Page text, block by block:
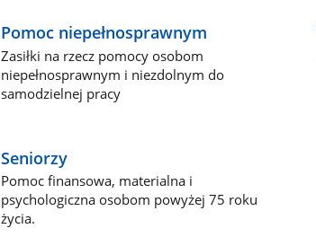
Pomoc niepełnosprawnym
Zasiłki na rzecz pomocy osobom
niepełnosprawnym i niezdolnym do
samodzielnej pracy
Seniorzy
Pomoc finansowa, materialna i
psychologiczna osobom powyżej 75 roku
życia.